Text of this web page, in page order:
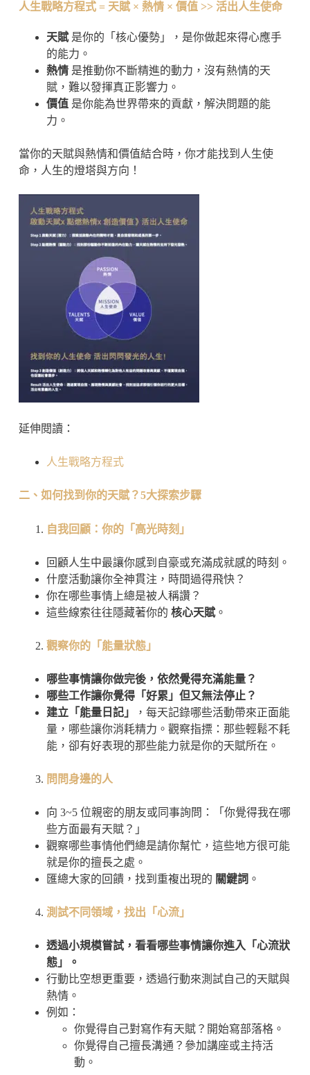
人生戰略方程式 = 天賦 × 熱情 × 價值 >> 活出人生使命
天賦是你的「核心優勢」，是你做起來得心應手
的能力。
熱情是推動你不斷精進的動力，沒有熱情的天
賦，難以發揮真正影響力。
價值是你能為世界帶來的貢獻，解決問題的能
力。
當你的天賦與熱情和價值結合時，你才能找到人生使
命，人生的燈塔與方向！
延伸閱讀：
人生戰略方程式
二、如何找到你的天賦？5大探索步驟
自我回顧：你的「高光時刻」
回顧人生中最讓你感到自豪或充滿成就感的時刻。
什麼活動讓你全神貫注，時間過得飛快？
你在哪些事情上總是被人稱讚？
這些線索往往隱藏著你的 核心天賦。
觀察你的「能量狀態」
哪些事情讓你做完後，依然覺得充滿能量？
哪些工作讓你覺得「好累」但又無法停止？
建立「能量日記」
，每天記錄哪些活動帶來正面能
量，哪些讓你消耗精力。觀察指摽：那些輕鬆不耗
能，卻有好表現的那些能力就是你的天賦所在。
問問身邊的人
向 3~5 位親密的朋友或同事詢問：「你覺得我在哪
些方面最有天賦？」
觀察哪些事情他們總是請你幫忙，這些地方很可能
就是你的擅長之處。
匯總大家的回饋，找到重複出現的 關鍵詞 。
測試不同領域，找出「心流」
透過小規模嘗試，看看哪些事情讓你進入「心流狀
態」。
行動比空想更重要，透過行動來測試自己的天賦與
熱情。
例如：
你覺得自己對寫作有天賦？開始寫部落格。
你覺得自己擅長溝通？參加講座或主持活
動。